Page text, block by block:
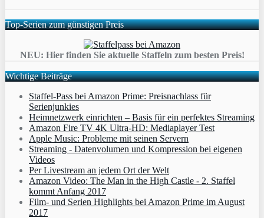
Top-Serien zum günstigen Preis
NEU: Hier finden Sie aktuelle Staffeln zum besten Preis!
Wichtige Beiträge
Staffel-Pass bei Amazon Prime: Preisnachlass für
Serienjunkies
Heimnetzwerk einrichten – Basis für ein perfektes Streaming
Amazon Fire TV 4K Ultra-HD: Mediaplayer Test
Apple Music: Probleme mit seinen Servern
Streaming - Datenvolumen und Kompression bei eigenen
Videos
Per Livestream an jedem Ort der Welt
Amazon Video: The Man in the High Castle - 2. Staffel
kommt Anfang 2017
Film- und Serien Highlights bei Amazon Prime im August
2017